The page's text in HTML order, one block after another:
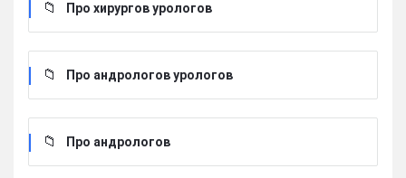
Про хирургов урологов
Про андрологов урологов
Про андрологов